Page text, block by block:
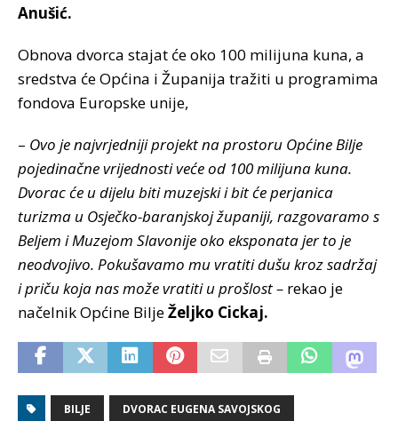
Anušić.
Obnova dvorca stajat će oko 100 milijuna kuna, a
sredstva će Općina i Županija tražiti u programima
fondova Europske unije,
– Ovo je najvrjedniji projekt na prostoru Općine Bilje
pojedinačne vrijednosti veće od 100 milijuna kuna.
Dvorac će u dijelu biti muzejski i bit će perjanica
turizma u Osječko-baranjskoj županiji, razgovaramo s
Beljem i Muzejom Slavonije oko eksponata jer to je
neodvojivo. Pokušavamo mu vratiti dušu kroz sadržaj
i priču koja nas može vratiti u prošlost – rekao je
načelnik Općine BiljeŽeljko Cickaj.
BILJE DVORAC EUGENA SAVOJSKOG